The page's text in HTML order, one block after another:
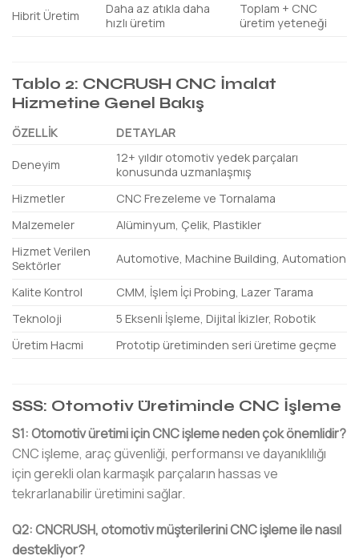
Hibrit Üretim
Daha az atıkla daha
hızlı üretim
Toplam + CNC
üretim yeteneği
Tablo 2: CNCRUSH CNC İmalat
Hizmetine Genel Bakış
ÖZELLIK DETAYLAR
Deneyim
12+ yıldır otomotiv yedek parçaları
konusunda uzmanlaşmış
Hizmetler
CNC Frezeleme ve Tornalama
Malzemeler
Alüminyum, Çelik, Plastikler
Hizmet Verilen
Sektörler
Automotive, Machine Building, Automation
Kalite Kontrol
CMM, İşlem İçi Probing, Lazer Tarama
Teknoloji
5 Eksenli İşleme, Dijital İkizler, Robotik
Üretim Hacmi
Prototip üretiminden seri üretime geçme
SSS: Otomotiv Üretiminde CNC İşleme
S1: Otomotiv üretimi için CNC işleme neden çok önemlidir?
CNC işleme, araç güvenliği, performansı ve dayanıklılığı
için gerekli olan karmaşık parçaların hassas ve
tekrarlanabilir üretimini sağlar.
Q2: CNCRUSH, otomotiv müşterilerini CNC işleme ile nasıl
destekliyor?